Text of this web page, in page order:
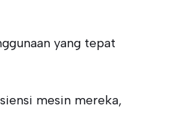
yang tepat
mesin mereka,